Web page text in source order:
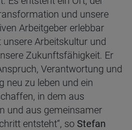
und unsere
Arbeitgeber erlebbar
Arbeitskultur und
Zukunftsfähigkeit. Er
Verantwortung und
neu zu leben und ein
in dem aus
und aus gemeinsamer
entsteht“, so Stefan